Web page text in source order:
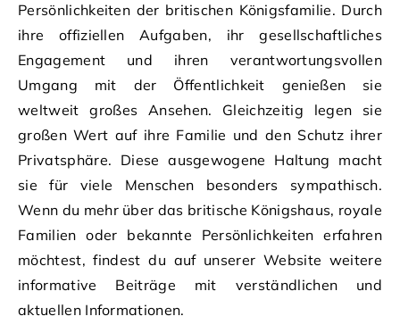
Persönlichkeiten der britischen Königsfamilie. Durch
ihre offiziellen Aufgaben, ihr gesellschaftliches
Engagement und ihren verantwortungsvollen
Umgang mit der Öffentlichkeit genießen sie
weltweit großes Ansehen. Gleichzeitig legen sie
großen Wert auf ihre Familie und den Schutz ihrer
Privatsphäre. Diese ausgewogene Haltung macht
sie für viele Menschen besonders sympathisch.
Wenn du mehr über das britische Königshaus, royale
Familien oder bekannte Persönlichkeiten erfahren
möchtest, findest du auf unserer Website weitere
informative Beiträge mit verständlichen und
aktuellen Informationen.